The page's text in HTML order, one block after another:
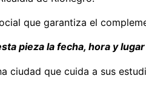
que garantiza el
pieza la fecha, hora y
ciudad que cuida a sus